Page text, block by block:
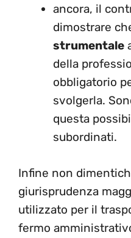
ancora, il
dimostrare
strumentale
della
obbligatorio
svolgerla.
questa
subordinati.
Infine non
giurisprudenza
utilizzato per il
fermo